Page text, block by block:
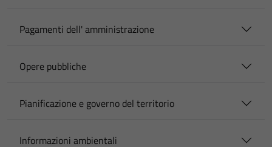
Pagamenti dell' amministrazione
Opere pubbliche
Pianificazione e governo del territorio
Informazioni ambientali